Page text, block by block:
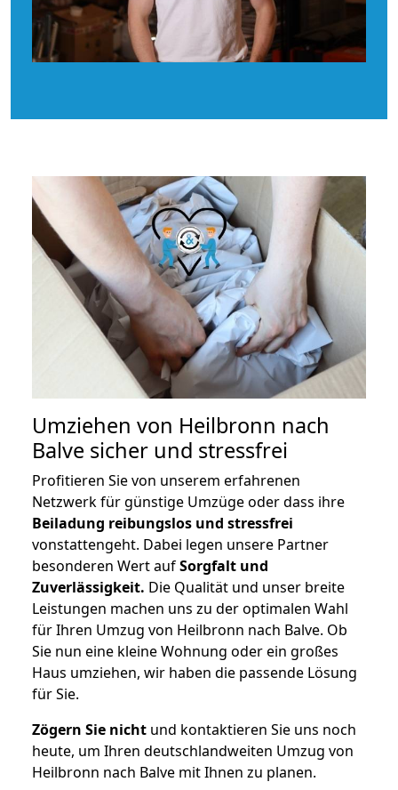
Umziehen von Heilbronn nach
Balve sicher und stressfrei
Profitieren Sie von unserem erfahrenen
Netzwerk für günstige Umzüge oder dass ihre
Beiladung reibungslos und stressfrei
vonstattengeht. Dabei legen unsere Partner
besonderen Wert aufSorgfalt und
Zuverlässigkeit. Die Qualität und unser breite
Leistungen machen uns zu der optimalen Wahl
für Ihren Umzug von Heilbronn nach Balve. Ob
Sie nun eine kleine Wohnung oder ein großes
Haus umziehen, wir haben die passende Lösung
für Sie.
Zögern Sie nicht und kontaktieren Sie uns noch
heute, um Ihren deutschlandweiten Umzug von
Heilbronn nach Balve mit Ihnen zu planen.